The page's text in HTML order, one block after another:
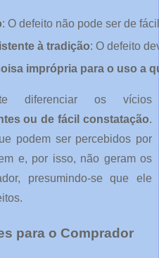
: O defeito não pode ser de
à tradição: O defeito
imprópria para o uso a
diferenciar os vícios
ou de fácil constatação.
podem ser percebidos por
e, por isso, não geram os
presumindo-se que ele
para o Comprador